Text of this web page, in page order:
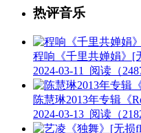
热评音乐
程响《千里共婵娟》[
2024-03-11
阅读（
陈慧琳2013年专辑《
2024-03-13 阅读（